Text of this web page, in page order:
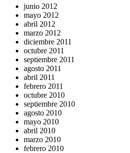
junio 2012
mayo 2012
abril 2012
marzo 2012
diciembre 2011
octubre 2011
septiembre 2011
agosto 2011
abril 2011
febrero 2011
octubre 2010
septiembre 2010
agosto 2010
mayo 2010
abril 2010
marzo 2010
febrero 2010